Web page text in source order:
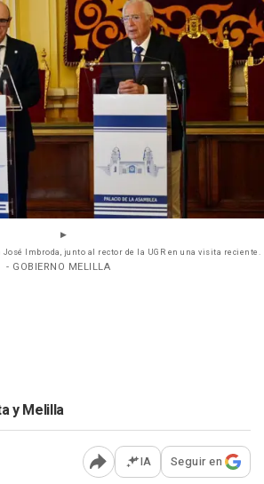
José Imbroda, junto al rector de la UGR en una visita reciente.
- GOBIERNO MELILLA
y Melilla
Abrir opciones para
IA Seguir en